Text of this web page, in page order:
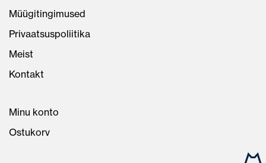
Müügitingimused
Privaatsuspoliitika
Meist
Kontakt
Minu konto
Ostukorv